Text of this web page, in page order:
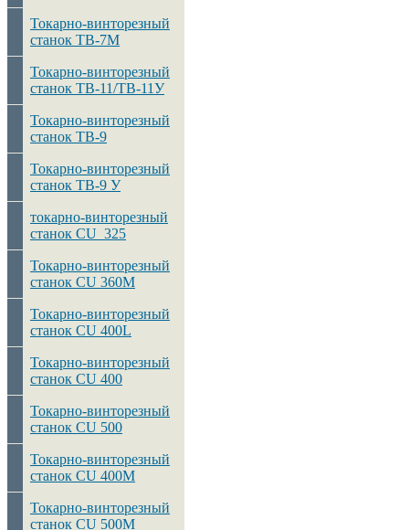
Токарно-винторезный
станок ТВ-7М
Токарно-винторезный
станок ТВ-11/ТВ-11У
Токарно-винторезный
станок ТВ-9
Токарно-винторезный
станок ТВ-9 У
токарно-винторезный
станок CU 325
Токарно-винторезный
станок CU 360M
Токарно-винторезный
станок CU 400L
Токарно-винторезный
станок CU 400
Токарно-винторезный
станок CU 500
Токарно-винторезный
станок CU 400M
Токарно-винторезный
станок CU 500M